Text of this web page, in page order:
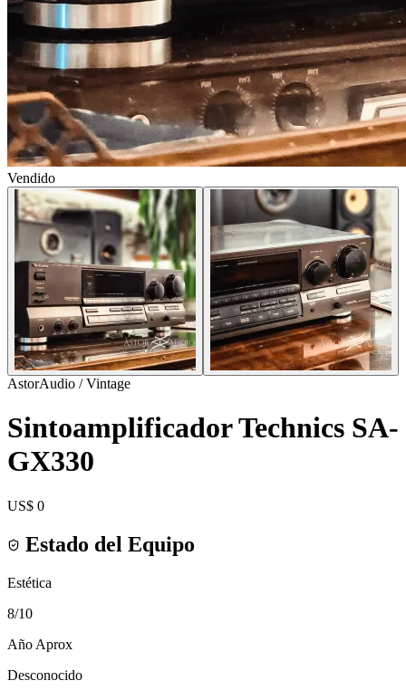
Vendido
AstorAudio / Vintage
Sintoamplificador Technics SA-
GX330
US$ 0
Estado del Equipo
Estética
8/10
Año Aprox
Desconocido